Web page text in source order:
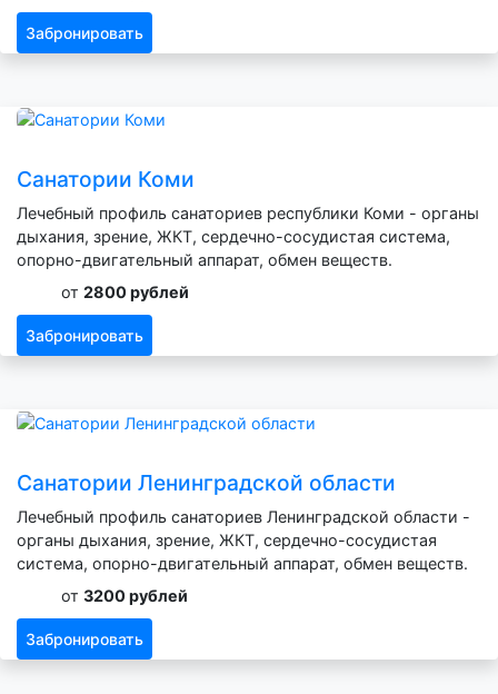
Забронировать
Санатории Коми
Лечебный профиль санаториев республики Коми - органы
дыхания, зрение, ЖКТ, сердечно-сосудистая система,
опорно-двигательный аппарат, обмен веществ.
от 2800 рублей
Забронировать
Санатории Ленинградской области
Лечебный профиль санаториев Ленинградской области -
органы дыхания, зрение, ЖКТ, сердечно-сосудистая
система, опорно-двигательный аппарат, обмен веществ.
от 3200 рублей
Забронировать